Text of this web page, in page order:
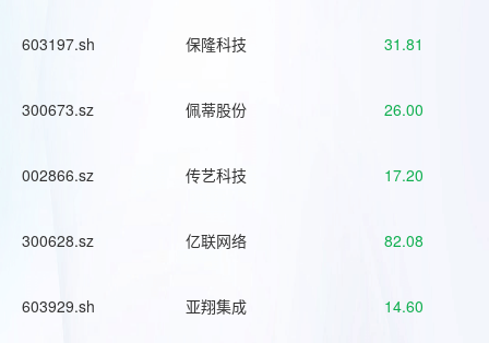
603197.sh 保隆科技 31.81
300673.sz 佩蒂股份 26.00
002866.sz 传艺科技 17.20
300628.sz 亿联网络 82.08
603929.sh 亚翔集成 14.60